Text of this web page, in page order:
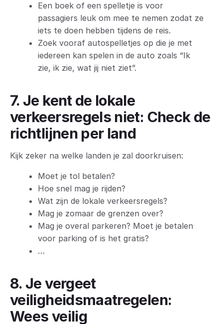
Een boek of een spelletje is voor
passagiers leuk om mee te nemen zodat ze
iets te doen hebben tijdens de reis.
Zoek vooraf autospelletjes op die je met
iedereen kan spelen in de auto zoals “Ik
zie, ik zie, wat jij niet ziet”.
7. Je kent de lokale
verkeersregels niet: Check de
richtlijnen per land
Kijk zeker na welke landen je zal doorkruisen:
Moet je tol betalen?
Hoe snel mag je rijden?
Wat zijn de lokale verkeersregels?
Mag je zomaar de grenzen over?
Mag je overal parkeren? Moet je betalen
voor parking of is het gratis?
…
8. Je vergeet
veiligheidsmaatregelen:
Wees veilig